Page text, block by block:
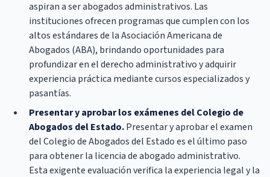
aspiran a ser abogados administrativos. Las
instituciones ofrecen programas que cumplen con los
altos estándares de la Asociación Americana de
Abogados (ABA), brindando oportunidades para
profundizar en el derecho administrativo y adquirir
experiencia práctica mediante cursos especializados y
pasantías.
Presentar y aprobar los exámenes del Colegio de
Abogados del Estado.Presentar y aprobar el examen
del Colegio de Abogados del Estado es el último paso
para obtener la licencia de abogado administrativo.
Esta exigente evaluación verifica la experiencia legal y la